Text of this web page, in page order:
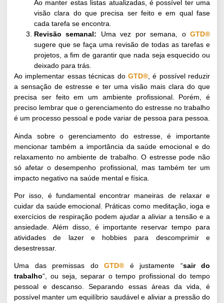
Ao manter estas listas atualizadas, é possível ter uma
visão clara do que precisa ser feito e em qual fase
cada tarefa se encontra.
Revisão semanal: Uma vez por semana, oGTD®
sugere que se faça uma revisão de todas as tarefas e
projetos, a fim de garantir que nada seja esquecido ou
deixado para trás.
Ao implementar essas técnicas do GTD®, é possível reduzir
a sensação de estresse e ter uma visão mais clara do que
precisa ser feito em um ambiente profissional. Porém, é
preciso lembrar que o gerenciamento do estresse no trabalho
é um processo pessoal e pode variar de pessoa para pessoa.
Ainda sobre o gerenciamento do estresse, é importante
mencionar também a importância da saúde emocional e do
relaxamento no ambiente de trabalho. O estresse pode não
só afetar o desempenho profissional, mas também ter um
impacto negativo na saúde mental e física.
Por isso, é fundamental encontrar maneiras de relaxar e
cuidar da saúde emocional. Práticas como meditação, ioga e
exercícios de respiração podem ajudar a aliviar a tensão e a
ansiedade. Além disso, é importante reservar tempo para
atividades de lazer e hobbies para descomprimir e
desestressar.
Uma das premissas do GTD® é justamente “sair do
trabalho“, ou seja, separar o tempo profissional do tempo
pessoal e descanso. Separando essas áreas da vida, é
possível manter um equilíbrio saudável e aliviar a pressão do